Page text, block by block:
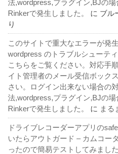
法,wordpress,プラグイン,BJの
Rinkerで発生しました。
に ブル
り
このサイトで重大なエラーが発
wordpress のトラブルシューテ
こちらをご覧ください。対応手
イト管理者のメール受信ボック
さい。ログイン出来ない場合の
法,wordpress,プラグイン,BJの
Rinkerで発生しました。
に まる
ドライブレコーダーアプリの
いたらアウトガード – カムコー
ったので簡易テストしてみまし